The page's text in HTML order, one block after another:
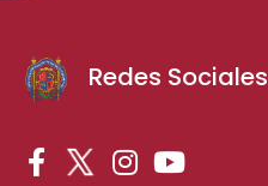
Redes Sociales